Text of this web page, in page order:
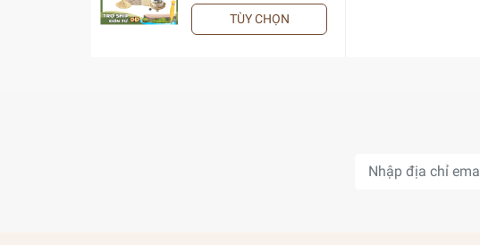
Healthy, Lành mạnh,
Tập gym, Eat clean (túi
zip 500g)
TÙY CHỌN